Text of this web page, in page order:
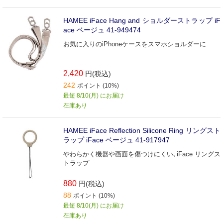
HAMEE iFace Hang and ショルダーストラップ iF
ace ベージュ 41-949474
お気に入りのiPhoneケースをスマホショルダーに
2,420 円(税込)
242 ポイント (10%)
最短 8/10(月) にお届け
在庫あり
HAMEE iFace Reflection Silicone Ring リングスト
ラップ iFace ベージュ 41-917947
やわらかく機器や画面を傷つけにくい､iFace リングス
トラップ
880 円(税込)
88 ポイント (10%)
最短 8/10(月) にお届け
在庫あり